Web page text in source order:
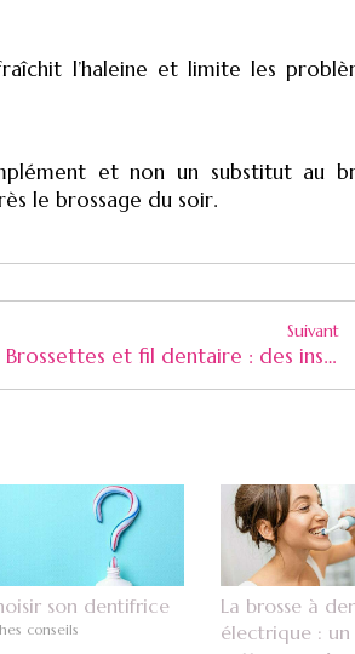
l’haleine et limite les
et non un substitut au
le brossage du soir.
Suivant
Brossettes et fil dentaire : des instruments a mettre entre toutes les dents
son dentifrice
conseils
La brosse à
électrique : un